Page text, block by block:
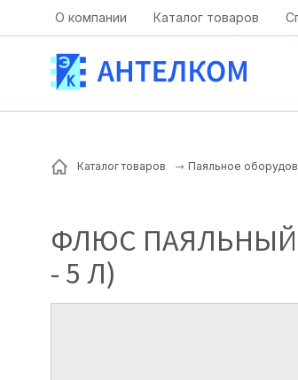
Москва, ул. Московская, д.1 офис 1
О компании Каталог товаров
Каталог товаров Паяльное
ФЛЮС ПАЯЛЬНЫЙ
- 5 Л)